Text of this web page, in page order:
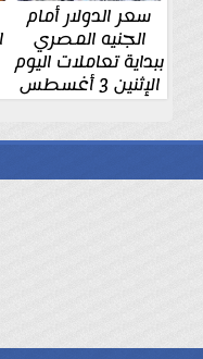
سعر الدولار أمام
الجنيه المصري
ببداية تعاملات اليوم
الإثنين 3 أغسطس